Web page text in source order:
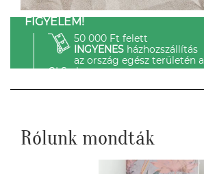
FIGYELEM!
50 000 Ft felett
INGYENESházhozszállítás
az ország egész területén a
GLS-el.
Rólunk mondták